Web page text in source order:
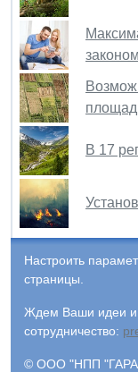
законом
В 17
Настроить
страницы.
Ждем Ваши идеи и
сотрудничество:
© ООО "НПП